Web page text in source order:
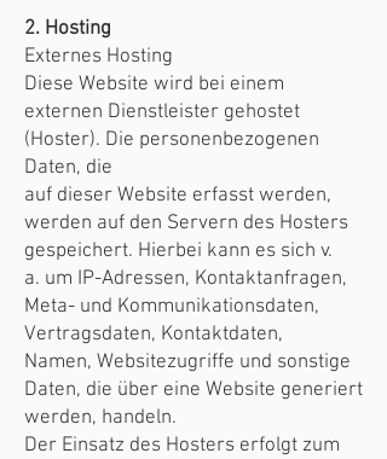
2. Hosting
Externes Hosting
Diese Website wird bei einem
externen Dienstleister gehostet
(Hoster). Die personenbezogenen
Daten, die
auf dieser Website erfasst werden,
werden auf den Servern des Hosters
gespeichert. Hierbei kann es sich v.
a. um IP-Adressen, Kontaktanfragen,
Meta- und Kommunikationsdaten,
Vertragsdaten, Kontaktdaten,
Namen, Websitezugriffe und sonstige
Daten, die über eine Website generiert
werden, handeln.
Der Einsatz des Hosters erfolgt zum